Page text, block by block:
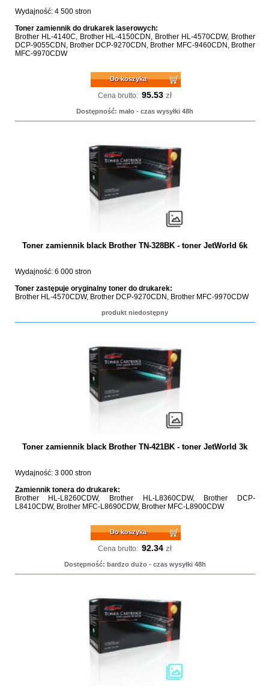
Wydajność: 4 500 stron
Toner zamiennik do drukarek laserowych:
Brother HL-4140C, Brother HL-4150CDN, Brother HL-4570CDW, Brother
DCP-9055CDN, Brother DCP-9270CDN, Brother MFC-9460CDN, Brother
MFC-9970CDW
Do koszyka
Cena brutto: 95.53 zł
Dostępność: mało - czas wysyłki 48h
Toner zamiennik black Brother TN-328BK - toner JetWorld 6k
Wydajność: 6 000 stron
Toner zastępuje oryginalny toner do drukarek:
Brother HL-4570CDW, Brother DCP-9270CDN, Brother MFC-9970CDW
produkt niedostępny
Toner zamiennik black Brother TN-421BK - toner JetWorld 3k
Wydajność: 3 000 stron
Zamiennik tonera do drukarek:
Brother HL-L8260CDW, Brother HL-L8360CDW, Brother DCP-
L8410CDW, Brother MFC-L8690CDW, Brother MFC-L8900CDW
Do koszyka
Cena brutto: 92.34 zł
Dostępność: bardzo dużo - czas wysyłki 48h